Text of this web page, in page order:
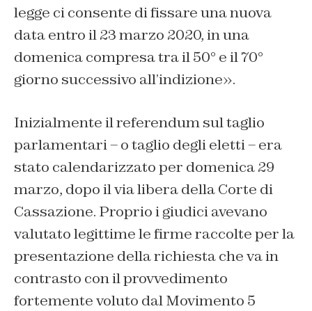
legge ci consente di fissare una nuova
data entro il 23 marzo 2020, in una
domenica compresa tra il 50° e il 70°
giorno successivo all’indizione».
Inizialmente il referendum sul taglio
parlamentari – o taglio degli eletti – era
stato calendarizzato per domenica 29
marzo, dopo il via libera della Corte di
Cassazione. Proprio i giudici avevano
valutato legittime le firme raccolte per la
presentazione della richiesta che va in
contrasto con il provvedimento
fortemente voluto dal Movimento 5